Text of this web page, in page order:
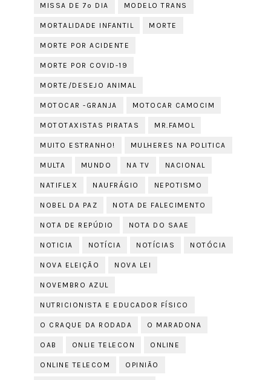
MISSA DE 7º DIA MODELO TRANS
MORTALIDADE INFANTIL MORTE
MORTE POR ACIDENTE
MORTE POR COVID-19
MORTE/DESEJO ANIMAL
MOTOCAR -GRANJA MOTOCAR CAMOCIM
MOTOTAXISTAS PIRATAS MR.FAMOL
MUITO ESTRANHO! MULHERES NA POLITICA
MULTA MUNDO NA TV NACIONAL
NATIFLEX NAUFRÁGIO NEPOTISMO
NOBEL DA PAZ NOTA DE FALECIMENTO
NOTA DE REPÚDIO NOTA DO SAAE
NOTICIA NOTÍCIA NOTÍCIAS NOTÓCIA
NOVA ELEIÇÃO NOVA LEI
NOVEMBRO AZUL
NUTRICIONISTA E EDUCADOR FÍSICO
O CRAQUE DA RODADA O MARADONA
OAB ONLIE TELECON ONLINE
ONLINE TELECOM OPINIÃO